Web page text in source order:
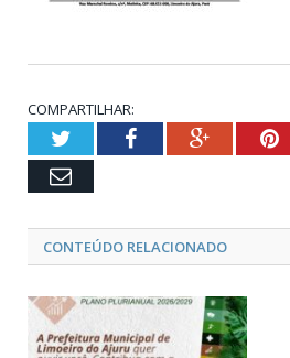
COMPARTILHAR:
TwitterFacebookGoogle+
Email
CONTEÚDO RELACIONADO